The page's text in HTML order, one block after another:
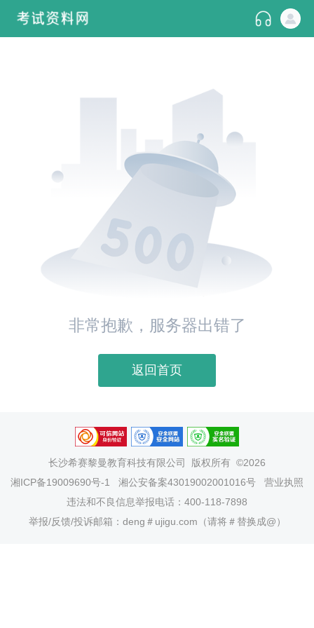
非常抱歉，服务器出错了
返回首页
长沙希赛黎曼教育科技有限公司
版权所有 ©2026
湘ICP备19009690号-1
湘公安备案43019002001016号
营业执照
违法和不良信息举报电话：400-118-7898
举报/反馈/投诉邮箱：deng＃ujigu.com（请将＃替换成@）